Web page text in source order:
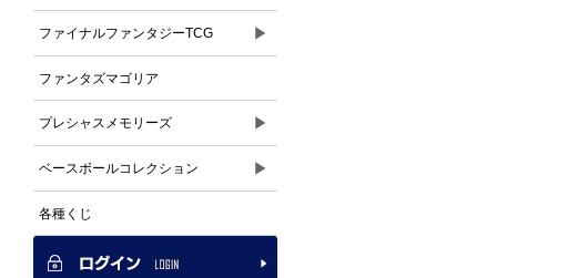
ファイナルファンタジーTCG ▶
ファンタズマゴリア
プレシャスメモリーズ ▶
ベースボールコレクション ▶
各種くじ